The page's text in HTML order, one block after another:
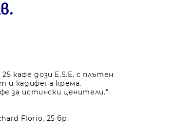
кафе дози E.S.E. с плътен
и кадифена крема.
за истински ценители.“
Florio, 25 бр.